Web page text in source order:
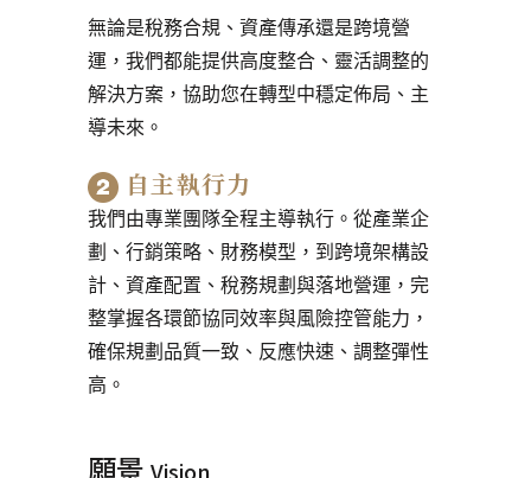
無論是稅務合規、資產傳承還是跨境營
運，我們都能提供高度整合、靈活調整的
解決方案，協助您在轉型中穩定佈局、主
導未來。
自主執行力
我們由專業團隊全程主導執行。從產業企
劃、行銷策略、財務模型，到跨境架構設
計、資產配置、稅務規劃與落地營運，完
整掌握各環節協同效率與風險控管能力，
確保規劃品質一致、反應快速、調整彈性
高。
願景 Vision